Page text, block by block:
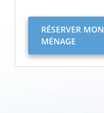
RÉSERVER MON
MÉNAGE